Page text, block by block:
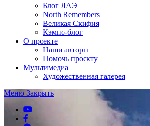
Блог ЛАЭ
North Remembers
Великая Скифия
Кэмпо-блог
О проекте
Наши авторы
Помочь проекту
Мультимедиа
Художественная галерея
Меню Закрыть